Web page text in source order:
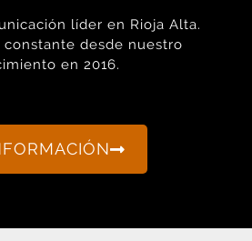
líder en Rioja Alta.
desde nuestro
en 2016.